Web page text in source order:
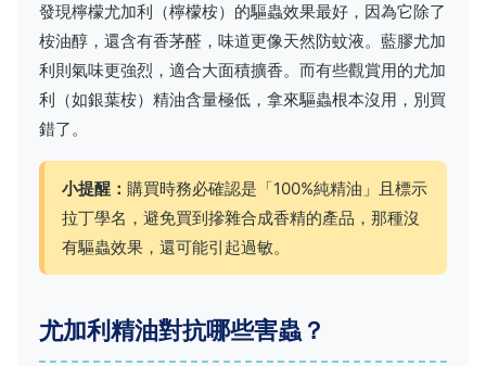
發現檸檬尤加利（檸檬桉）的驅蟲效果最好，因為它除了
桉油醇，還含有香茅醛，味道更像天然防蚊液。藍膠尤加
利則氣味更強烈，適合大面積擴香。而有些觀賞用的尤加
利（如銀葉桉）精油含量極低，拿來驅蟲根本沒用，別買
錯了。
小提醒： 購買時務必確認是「100%純精油」且標示
拉丁學名，避免買到摻雜合成香精的產品，那種沒
有驅蟲效果，還可能引起過敏。
尤加利精油對抗哪些害蟲？